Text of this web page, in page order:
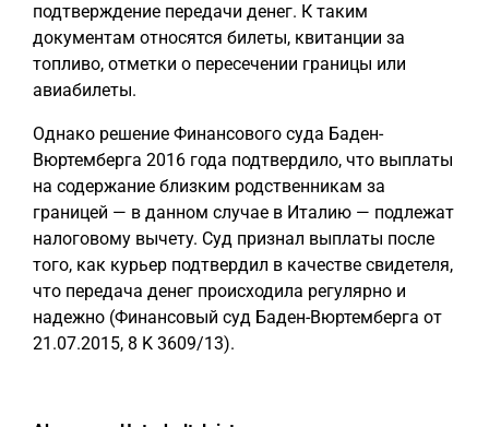
подтверждение передачи денег. К таким
документам относятся билеты, квитанции за
топливо, отметки о пересечении границы или
авиабилеты.
Однако решение Финансового суда Баден-
Вюртемберга 2016 года подтвердило, что выплаты
на содержание близким родственникам за
границей — в данном случае в Италию — подлежат
налоговому вычету. Суд признал выплаты после
того, как курьер подтвердил в качестве свидетеля,
что передача денег происходила регулярно и
надежно (Финансовый суд Баден-Вюртемберга от
21.07.2015, 8 K 3609/13).